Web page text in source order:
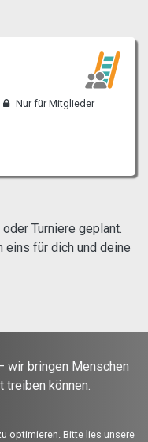
Nur für Mitglieder
Turniere geplant.
eins für dich und deine
wir bringen Menschen
treiben können.
optimieren. Bitte lies unsere